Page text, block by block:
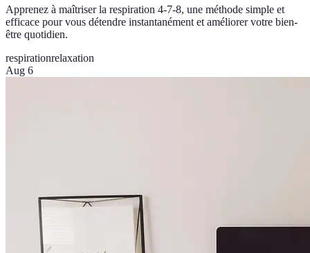
Apprenez à maîtriser la respiration 4-7-8, une méthode simple et
efficace pour vous détendre instantanément et améliorer votre bien-
être quotidien.
respirationrelaxation
Aug 6